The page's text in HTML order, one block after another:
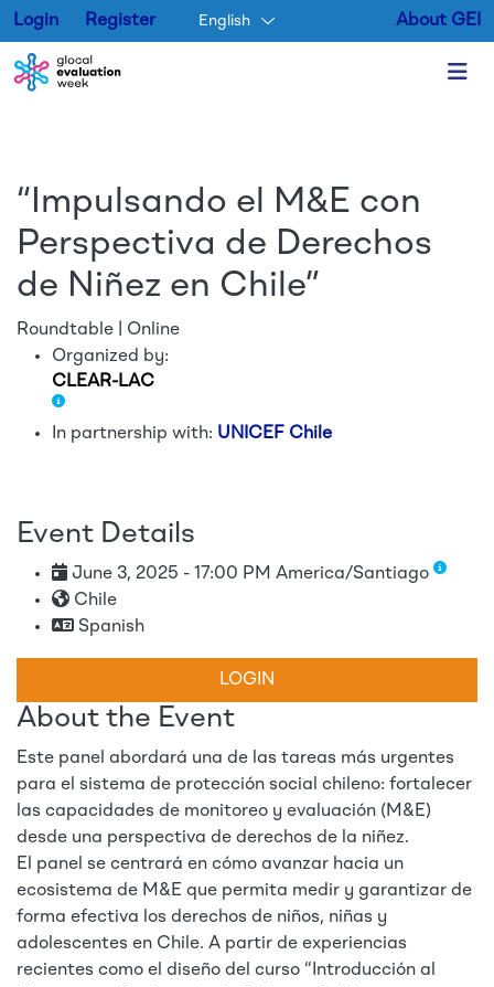
Login Register English About GEI
“Impulsando el M&E con
Perspectiva de Derechos
de Niñez en Chile”
Roundtable | Online
Organized by:
CLEAR-LAC
In partnership with: UNICEF Chile
About the Event
Este panel abordará una de las tareas más urgentes
para el sistema de protección social chileno: fortalecer
las capacidades de monitoreo y evaluación (M&E)
desde una perspectiva de derechos de la niñez.
El panel se centrará en cómo avanzar hacia un
ecosistema de M&E que permita medir y garantizar de
forma efectiva los derechos de niños, niñas y
adolescentes en Chile. A partir de experiencias
recientes como el diseño del curso “Introducción al
Event Details
June 3, 2025 - 17:00 PM America/Santiago
Chile
Spanish
LOGIN